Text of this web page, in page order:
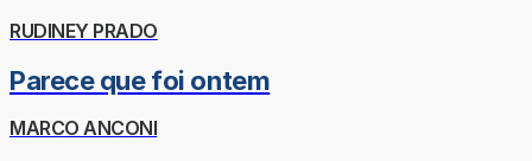
RUDINEY PRADO
Parece que foi ontem
MARCO ANCONI